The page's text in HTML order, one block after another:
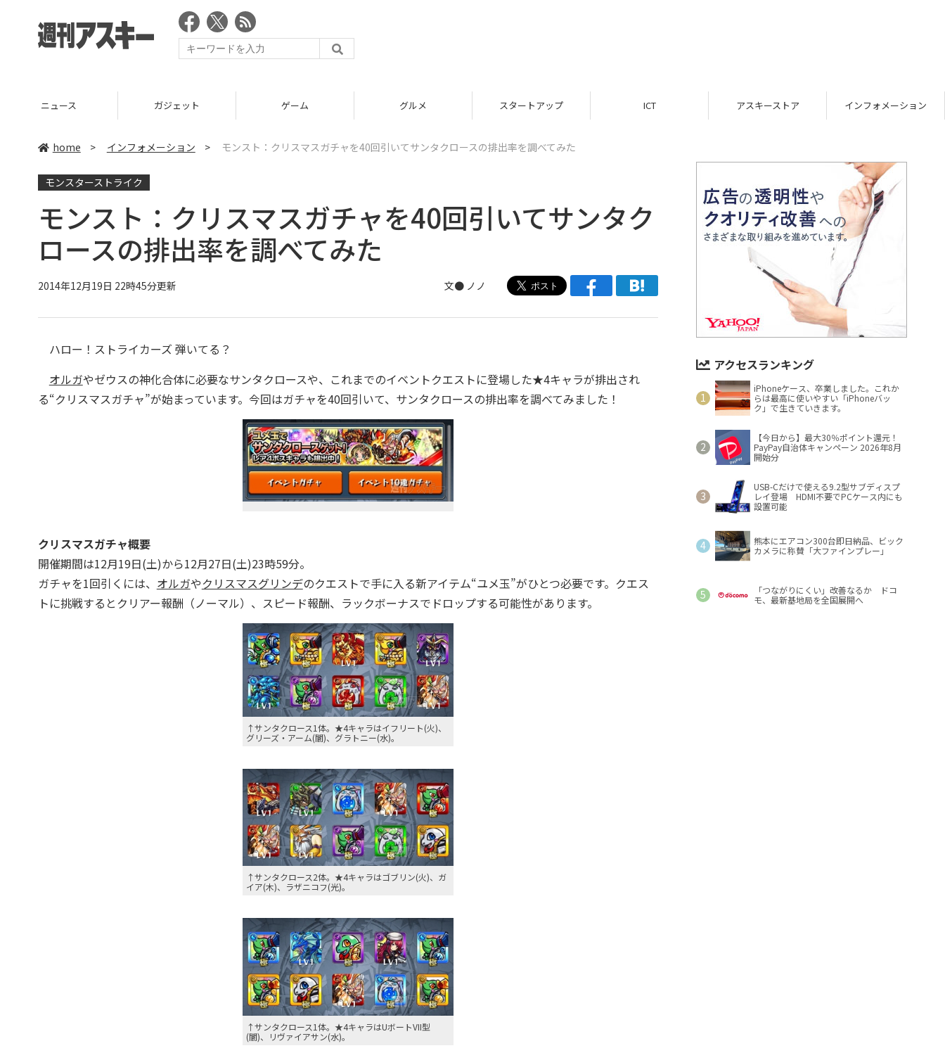
ニュース ガジェット ゲーム グルメ スタートアップ ICT アスキーストア インフォメーション
home > インフォメーション > モンスト：クリスマスガチャを40回引いてサンタクロースの排出率を調べてみた
モンスターストライク
モンスト：クリスマスガチャを40回引いてサンタク
ロースの排出率を調べてみた
2014年12月19日 22時45分更新 文● ノノ
ハロー！ストライカーズ 弾いてる？
オルガやゼウスの神化合体に必要なサンタクロースや、これまでのイベントクエストに登場した★4キャラが排出され
る“クリスマスガチャ”が始まっています。今回はガチャを40回引いて、サンタクロースの排出率を調べてみました！
クリスマスガチャ概要
開催期間は12月19日(土)から12月27日(土)23時59分。
ガチャを1回引くには、 オルガやクリスマスグリンデのクエストで手に入る新アイテム“ユメ玉”がひとつ必要です。クエス
トに挑戦するとクリアー報酬（ノーマル）、スピード報酬、ラックボーナスでドロップする可能性があります。
↑サンタクロース1体。★4キャラはイフリート(火)、
グリーズ・アーム(闇)、グラトニー(水)。
↑サンタクロース2体。★4キャラはゴブリン(火)、ガ
イア(木)、ラザニコフ(光)。
↑サンタクロース1体。★4キャラはUボートVII型
(闇)、リヴァイアサン(水)。
アクセスランキング
iPhoneケース、卒業しました。これか
らは最高に使いやすい「iPhoneバッ
ク」で生きていきます。
【今日から】最大30％ポイント還元！
PayPay自治体キャンペーン 2026年8月
開始分
USB-Cだけで使える9.2型サブディスプ
レイ登場 HDMI不要でPCケース内にも
設置可能
熊本にエアコン300台即日納品、ビック
カメラに称賛「大ファインプレー」
「つながりにくい」改善なるか ドコ
モ、最新基地局を全国展開へ